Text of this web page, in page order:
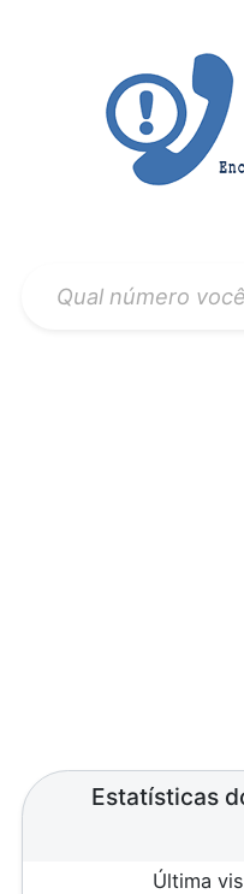
Estatísticas
Última